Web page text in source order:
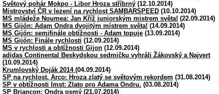
Světový pohár Mokpo - Libor Hroza stříbrný (12.10.2014)
Mistrovství ČR v lezení na rychlost SAMBARSPEED (10.10.2014)
MS mládeže Noumea: Jan Kříž juniorským mistrem světa! (22.09.2014)
MS Gijón: Adam Ondra dvojitým místrem světa! (14.09.2014)
MS Gijón: semifinále obtížnosti - Adam topuje (13.09.2014)
MS Gijón: Finále rychlosti (12.09.2014)
MS v rychlosti a obtížnosti Gijon (12.09.2014)
adidas Continental Beskydskou sedmičku vyhráli Žákovský a Najvert
(10.09.2014)
Krumlovský Doják 2014 (04.09.2014)
SP na rychlost, Arco: Hroza zlatý se světovým rekordem (31.08.2014)
SP v obtížnosti Imst: Zlato pro Adama Ondru. (03.08.2014)
SP Briancon: Ondra osmý (21.07.2014)